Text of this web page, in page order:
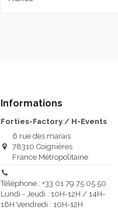
Informations
Forties-Factory / H-Events
6 rue des marais
78310 Coignières
France Métropolitaine
Téléphone : +33 01 79 75 05 50
Lundi - Jeudi : 10H-12H / 14H-
16H Vendredi : 10H-12H